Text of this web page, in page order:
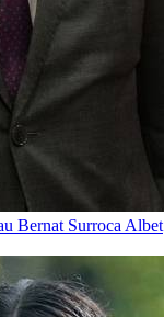
Bernat Surroca Albet